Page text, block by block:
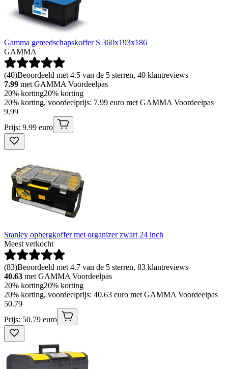
Gamma gereedschapskoffer S 360x193x186
GAMMA
(40)Beoordeeld met 4.5 van de 5 sterren, 40 klantreviews
7.99 met GAMMA Voordeelpas
20% korting20% korting
20% korting, voordeelprijs: 7.99 euro met GAMMA Voordeelpas
9.99
Prijs: 9.99 euro
Stanley opbergkoffer met organizer zwart 24 inch
Meest verkocht
(83)Beoordeeld met 4.7 van de 5 sterren, 83 klantreviews
40.63 met GAMMA Voordeelpas
20% korting20% korting
20% korting, voordeelprijs: 40.63 euro met GAMMA Voordeelpas
50.79
Prijs: 50.79 euro